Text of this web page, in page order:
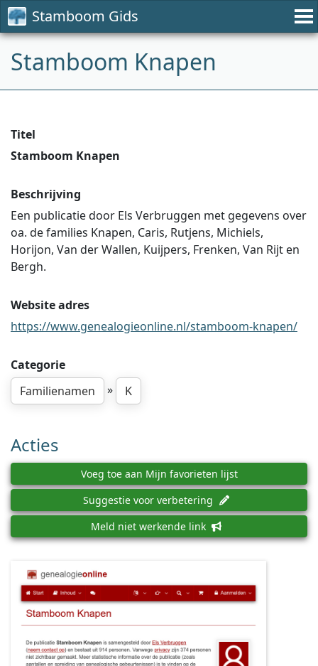
Stamboom Gids
Stamboom Knapen
Titel
Stamboom Knapen
Beschrijving
Een publicatie door Els Verbruggen met gegevens over
oa. de families Knapen, Caris, Rutjens, Michiels,
Horijon, Van der Wallen, Kuijpers, Frenken, Van Rijt en
Bergh.
Website adres
https://www.genealogieonline.nl/stamboom-knapen/
Categorie
Familienamen
» K
Acties
Voeg toe aan Mijn favorieten lijst
Suggestie voor verbetering
Meld niet werkende link